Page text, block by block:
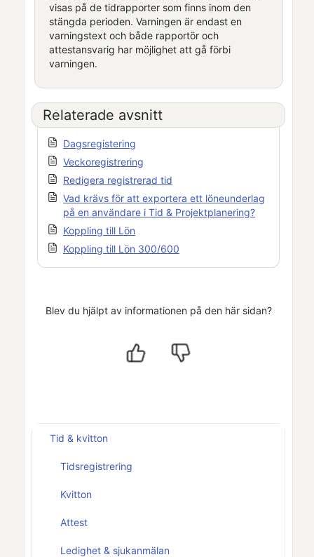
visas på de tidrapporter som finns inom den
stängda perioden. Varningen är endast en
varningstext och både rapportör och
attestansvarig har möjlighet att gå förbi
varningen.
Relaterade avsnitt
Dagsregistering
Veckoregistrering
Redigera registrerad tid
Vad krävs för att exportera ett löneunderlag
på en användare i Tid & Projektplanering?
Koppling till Lön
Koppling till Lön 300/600
Blev du hjälpt av informationen på den här sidan?
Tid & kvitton
Tidsregistrering
Kvitton
Attest
Ledighet & sjukanmälan